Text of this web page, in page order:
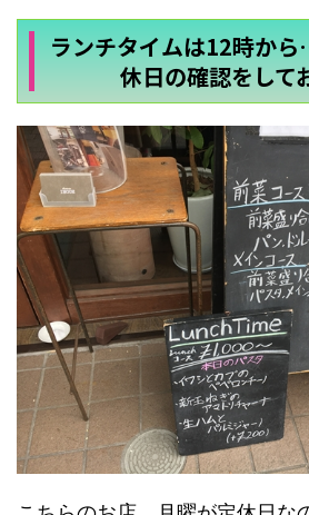
ランチタイムは12時か
休日の確認をして